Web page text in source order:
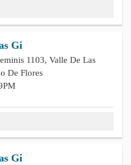
Gi
1103, Valle De Las
De Flores
Gi